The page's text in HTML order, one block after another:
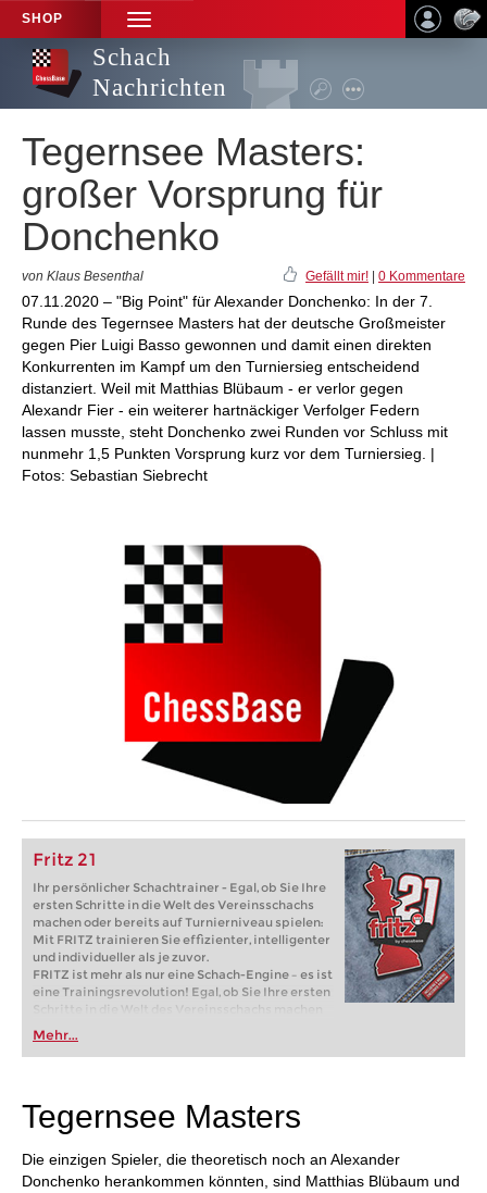
SHOP
TOGGLE
NAVIGATION
Schach
Nachrichten
Tegernsee Masters:
großer Vorsprung für
Donchenko
von Klaus Besenthal Gefällt mir! 0 Kommentare
07.11.2020 – "Big Point" für Alexander Donchenko: In der 7.
Runde des Tegernsee Masters hat der deutsche Großmeister
gegen Pier Luigi Basso gewonnen und damit einen direkten
Konkurrenten im Kampf um den Turniersieg entscheidend
distanziert. Weil mit Matthias Blübaum - er verlor gegen
Alexandr Fier - ein weiterer hartnäckiger Verfolger Federn
lassen musste, steht Donchenko zwei Runden vor Schluss mit
nunmehr 1,5 Punkten Vorsprung kurz vor dem Turniersieg. |
Fotos: Sebastian Siebrecht
Fritz 21
Ihr persönlicher Schachtrainer - Egal, ob Sie Ihre
ersten Schritte in die Welt des Vereinsschachs
machen oder bereits auf Turnierniveau spielen:
Mit FRITZ trainieren Sie effizienter, intelligenter
und individueller als je zuvor.
FRITZ ist mehr als nur eine Schach-Engine – es ist
eine Trainingsrevolution! Egal, ob Sie Ihre ersten
Schritte in die Welt des Vereinsschachs machen
oder bereits auf Turnierniveau spielen: Mit
FRITZ trainieren Sie effizienter, intelligenter und
individueller als je zuvor.
Mehr...
Tegernsee Masters
Die einzigen Spieler, die theoretisch noch an Alexander
Donchenko herankommen könnten, sind Matthias Blübaum und